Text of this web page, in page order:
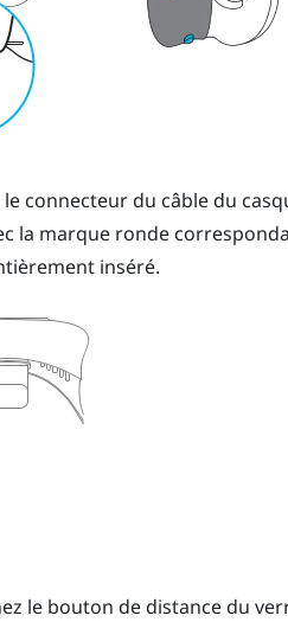
connecteur du câble du
la marque ronde
inséré.
le bouton de distance du